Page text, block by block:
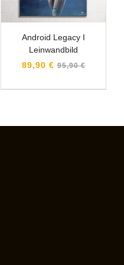
Android Legacy I
Leinwandbild
89,90 € Normaler
95,90 €